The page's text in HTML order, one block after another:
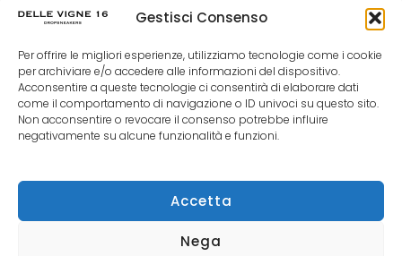
Gestisci Consenso
Per offrire le migliori esperienze, utilizziamo tecnologie come i cookie
per archiviare e/o accedere alle informazioni del dispositivo.
Acconsentire a queste tecnologie ci consentirà di elaborare dati
come il comportamento di navigazione o ID univoci su questo sito.
Non acconsentire o revocare il consenso potrebbe influire
negativamente su alcune funzionalità e funzioni.
Accetta
Nega
Sede Legale:
Corso Europa
126-128 –
80016 Marano
di Napoli (NA)
F
a
c
I
n
s
T
i
k
081
7420994